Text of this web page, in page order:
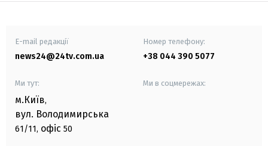
E-mail редакції
news24@24tv.com.ua
Номер телефону:
+38 044 390 5077
Ми тут:
м.Київ,
вул. Володимирська
61/11, офіс 50
Ми в соцмережах: